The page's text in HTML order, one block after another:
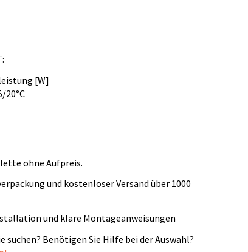
[W]
20°C
ohne Aufpreis.
und kostenloser Versand über 1000
und klare Montageanweisungen
suchen? Benötigen Sie Hilfe bei der Auswahl?